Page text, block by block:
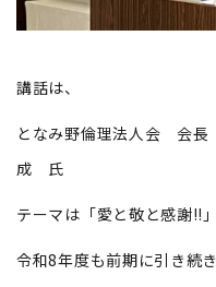
講話は、
となみ野倫理法人会 会
成 氏
テーマは「愛と敬と感謝!!」
令和8年度も前期に引き続